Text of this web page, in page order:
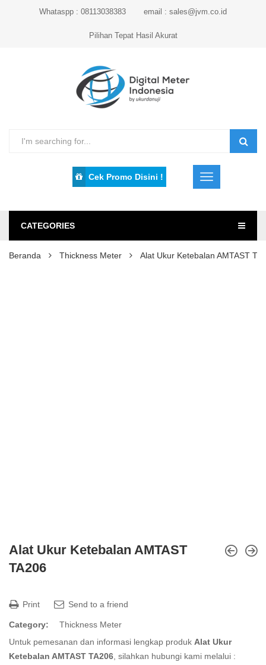
Whataspp : 08113038383 email : sales@jvm.co.id
Pilihan Tepat Hasil Akurat
Cek Promo Disini !
CATEGORIES
Beranda Thickness Meter Alat Ukur Ketebalan AMTAST
Alat Ukur Ketebalan AMTAST
TA206
Print Send to a friend
Category:
Thickness Meter
Untuk pemesanan dan informasi lengkap produk Alat Ukur
Ketebalan AMTAST TA206 , silahkan hubungi kami melalui :